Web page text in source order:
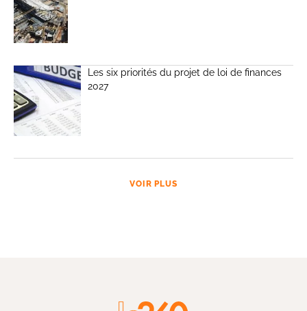
Les six priorités du projet de loi de finances
2027
VOIR PLUS